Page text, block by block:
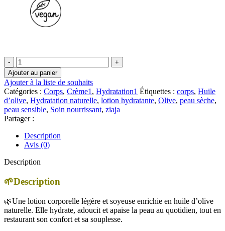
quantité
de
Ziaja
–
Olive
Oil
Lotion
hydratante
à
l'huile
d'olive
|
ML
Ajouter au panier
Ajouter à la liste de souhaits
Catégories : Corps, Crème1 , Hydratation1 Étiquettes : corps, Huile
d’olive, Hydratation naturelle, lotion hydratante, Olive, peau sèche,
peau sensible, Soin nourrissant, ziaja
Partager :
Description
Avis (0)
Description
🌱Description
🌿Une lotion corporelle légère et soyeuse enrichie en huile d’olive
naturelle. Elle hydrate, adoucit et apaise la peau au quotidien, tout en
restaurant son confort et sa souplesse.